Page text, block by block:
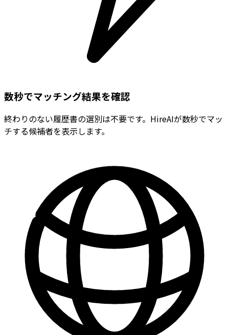
数秒でマッチング結果を確認
終わりのない履歴書の選別は不要です。HireAIが数秒でマッ
チする候補者を表示します。